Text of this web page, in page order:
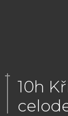
10h